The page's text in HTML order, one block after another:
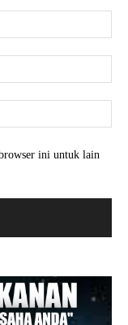
ini untuk lain